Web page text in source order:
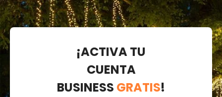
¡ACTIVA TU
CUENTA
BUSINESS GRATIS!